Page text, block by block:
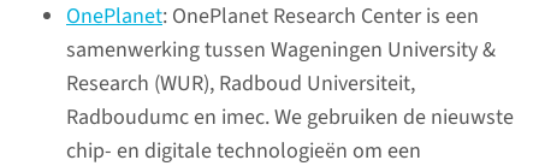
OnePlanet: OnePlanet Research Center is een
samenwerking tussen Wageningen University &
Research (WUR), Radboud Universiteit,
Radboudumc en imec. We gebruiken de nieuwste
chip- en digitale technologieën om een ​​
‘Laten we kritisch naar
ons vlieggedrag kijken!’
In 2021 tikte de temperatuur in
Canada en het noordwesten